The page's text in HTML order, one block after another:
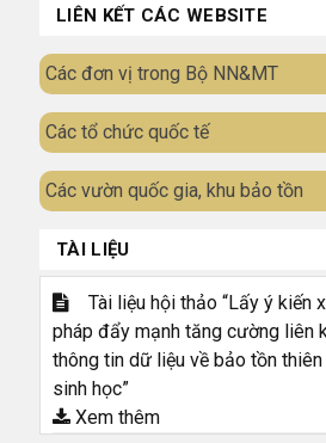
LIÊN KẾT CÁC WEBSITE
Các đơn vị trong Bộ NN&MT
Các tổ chức quốc tế
Các vườn quốc gia, khu bảo tồn
TÀI LIỆU
Tài liệu hội thảo “Lấy ý kiến
pháp đẩy mạnh tăng cường liên
thông tin dữ liệu về bảo tồn
sinh học”
Xem thêm